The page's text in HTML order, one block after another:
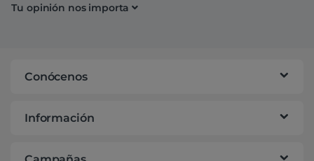
Tu opinión nos importa
Conócenos
Información